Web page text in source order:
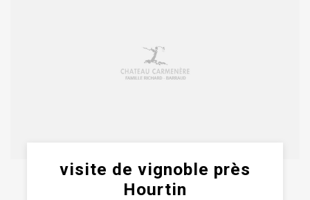
visite de vignoble près
Hourtin